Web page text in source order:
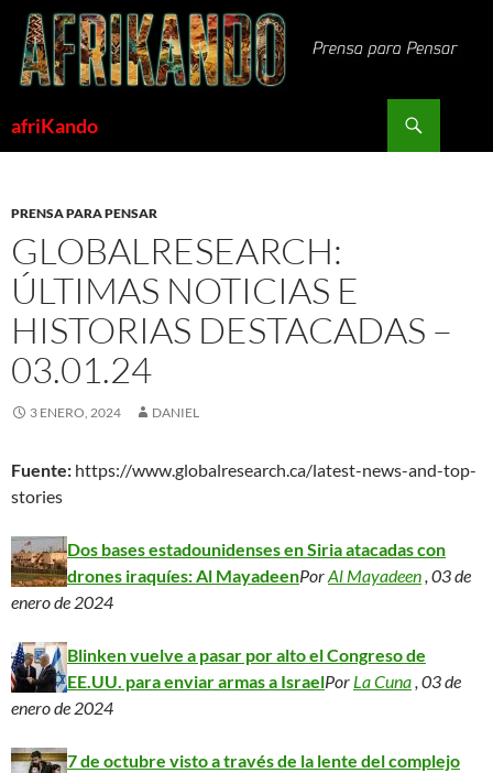
Saltar
contenido
afriKando
PRENSA PARA PENSAR
GLOBALRESEARCH:
ÚLTIMAS NOTICIAS E
HISTORIAS DESTACADAS –
03.01.24
3 ENERO, 2024 DANIEL
Fuente: https://www.globalresearch.ca/latest-news-and-top-
stories
Dos bases estadounidenses en Siria atacadas con
drones iraquíes: Al MayadeenPorAl Mayadeen, 03 de
enero de 2024
Blinken vuelve a pasar por alto el Congreso de
EE.UU. para enviar armas a IsraelPor La Cuna, 03 de
enero de 2024
7 de octubre visto a través de la lente del complejo